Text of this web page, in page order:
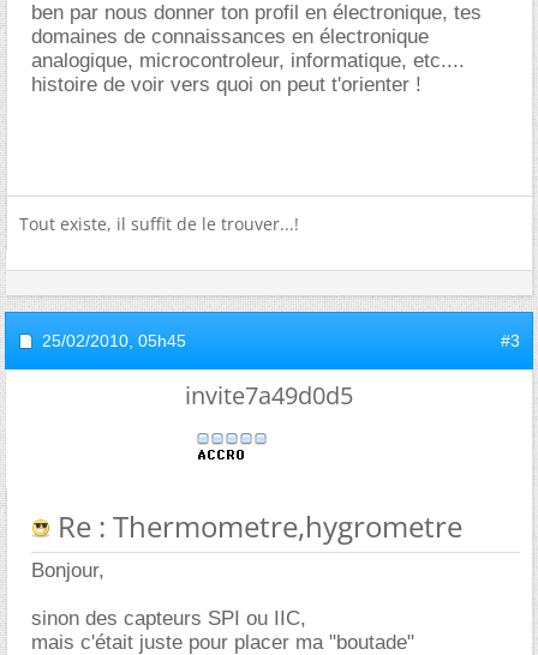
ben par nous donner ton profil en électronique, tes
domaines de connaissances en électronique
analogique, microcontroleur, informatique, etc....
histoire de voir vers quoi on peut t'orienter !
Tout existe, il suffit de le trouver...!
25/02/2010, 05h45 #3
invite7a49d0d5
Re : Thermometre,hygrometre
Bonjour,
sinon des capteurs SPI ou IIC,
mais c'était juste pour placer ma "boutade"